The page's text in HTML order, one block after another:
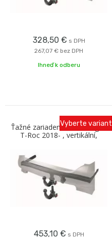
328,50 € s DPH
267,07 € bez DPH
Ihneď k odberu
Ťažné zariadenie Volkswagen
T-Roc 2018- , vertikální,
453,10 € s DPH
Vyberte variant